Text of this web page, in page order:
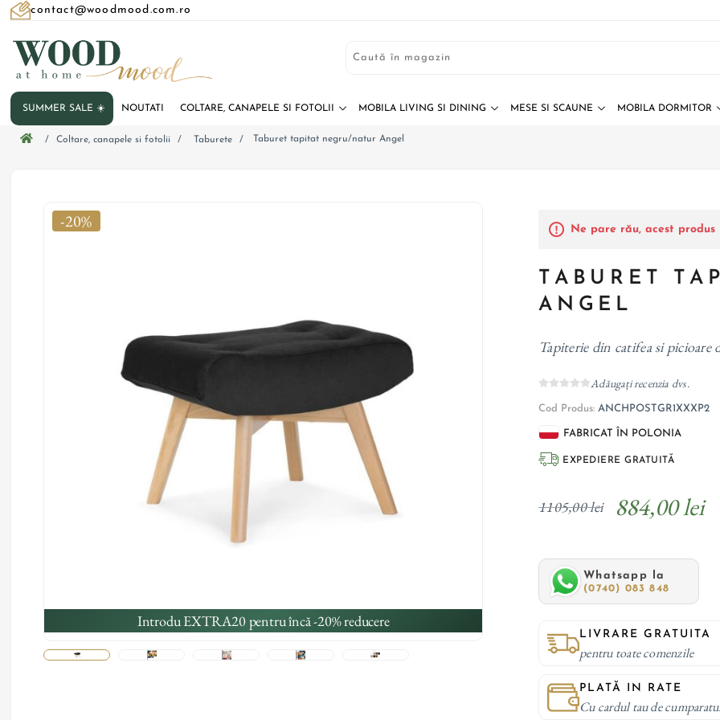
contact@woodmood.com.ro
SUMMER SALE ☀️ NOUTATI COLTARE, CANAPELE SI FOTOLII MOBILA LIVING SI DINING MESE SI SCAUNE MOBILA DORMITOR
/ Coltare, canapele si fotolii / Taburete / Taburet tapitat negru/natur Angel
-20%
Introdu EXTRA20 pentru încă -20% reducere
Ne pare rău, acest
TABURET
ANGEL
Tapiterie din catifea si
Adăugați recenzia dvs.
Cod Produs: ANCHPOSTGR1XXXP2
FABRICAT ÎN POLONIA
EXPEDIERE GRATUITĂ
1105,00 lei 884,00 lei
Whatsapp la
(0740) 083 848
LIVRARE GRATUITA
pentru toate comenzile
PLATĂ IN RATE
Cu cardul tau de